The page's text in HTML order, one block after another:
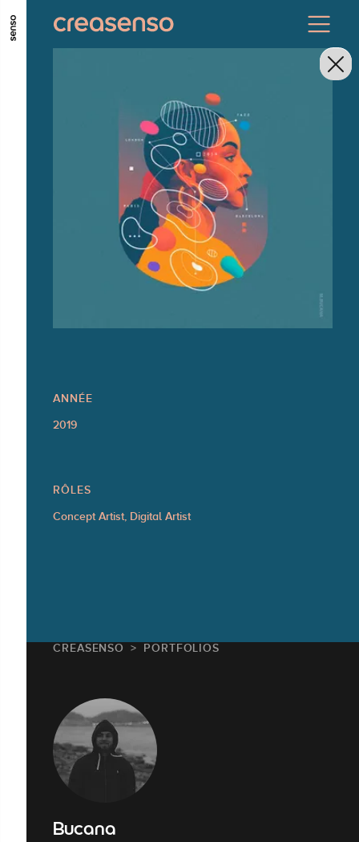
ALLER AU CONTENU PRINCIPAL
ANNÉE
2019
RÔLES
Concept Artist, Digital Artist
CREASENSO PORTFOLIOS
Bucana